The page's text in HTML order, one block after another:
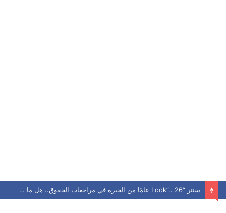
سنتر “Look”.. 26 عامًا من الخبرة في مراجعات الحقوق.. هل ما زال يحافظ على مكانته بين الطلاب؟